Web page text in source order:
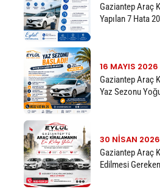
Gaziantep Araç
Yapılan 7 Hata
16 MAYIS 2026
Gaziantep Araç
Yaz Sezonu
30 NISAN 2026
Gaziantep Araç
Edilmesi